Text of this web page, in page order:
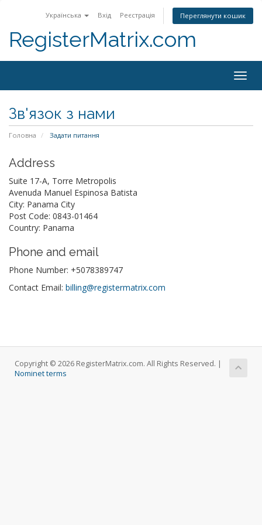
Українська Вхід Реєстрація Переглянути кошик
RegisterMatrix.com
Зв'язок з нами
Головна Задати питання
Address
Suite 17-A, Torre Metropolis
Avenuda Manuel Espinosa Batista
City: Panama City
Post Code: 0843-01464
Country: Panama
Phone and email
Phone Number: +5078389747
Contact Email: billing@registermatrix.com
Copyright © 2026 RegisterMatrix.com. All Rights Reserved. |
Nominet terms